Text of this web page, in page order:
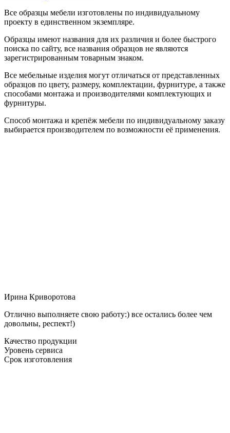
Все образцы мебели изготовлены по индивидуальному
проекту в единственном экземпляре.
Образцы имеют названия для их различия и более быстрого
поиска по сайту, все названия образцов не являются
зарегистрированным товарным знаком.
Все мебельные изделия могут отличаться от представленных
образцов по цвету, размеру, комплектации, фурнитуре, а также
способами монтажа и производителями комплектующих и
фурнитуры.
Способ монтажа и крепёж мебели по индивидуальному заказу
выбирается производителем по возможности её применения.
Ирина Криворотова
Отлично выполняете свою работу:) все остались более чем
довольны, респект!)
Качество продукции
Уровень сервиса
Срок изготовления